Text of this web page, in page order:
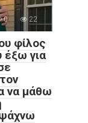
0 22
φίλος
έξω για
να μάθω